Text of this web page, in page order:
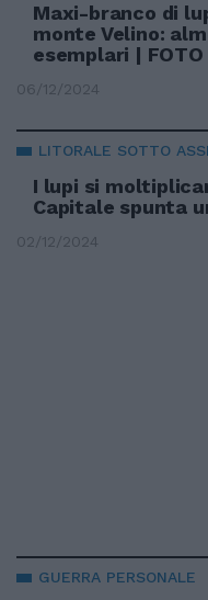
Maxi-branco di
monte Velino:
esemplari | FOTO
06/12/2024
LITORALE SOTTO
I lupi si
Capitale spunta
02/12/2024
GUERRA PERSONALE